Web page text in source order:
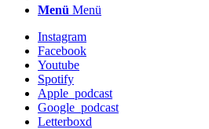
Menü Menü
Instagram
Facebook
Youtube
Spotify
Apple_podcast
Google_podcast
Letterboxd